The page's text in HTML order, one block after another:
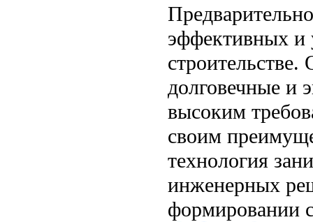
эффективных и
строительстве.
долговечные и
высоким
своим
технология
инженерных
формировании